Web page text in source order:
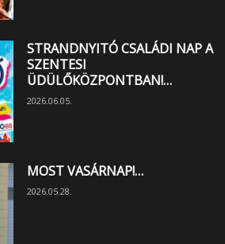
STRANDNYITÓ CSALÁDI NAP A
SZENTESI
ÜDÜLŐKÖZPONTBAN!…
2026.06.05.
MOST VASÁRNAP!…
2026.05.28.